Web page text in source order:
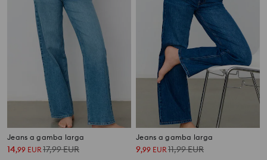
Jeans a gamba larga
14,99 EUR 17,99EUR
Jeans a gamba larga
9,99 EUR 11,99EUR